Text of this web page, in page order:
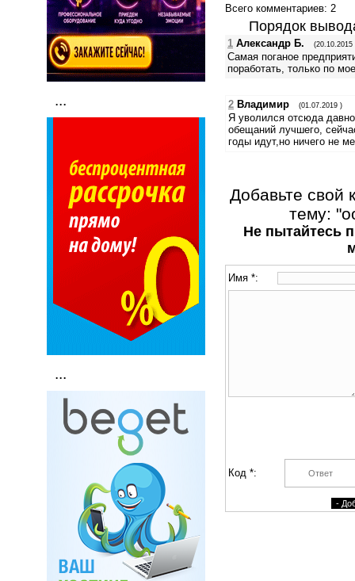
...
...
Всего комментариев: 2
Порядок
1 Александр Б. (20.10.2015
Самая поганое
поработать, только по
2 Владимир (01.07.2019 )
Я уволился отсюда давно
обещаний лучшего,
годы идут,но ничего не
Добавьте свой
тему:
Не пытайтесь
Имя *:
Код *: